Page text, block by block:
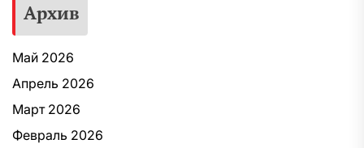
Архив
Май 2026
Апрель 2026
Март 2026
Февраль 2026